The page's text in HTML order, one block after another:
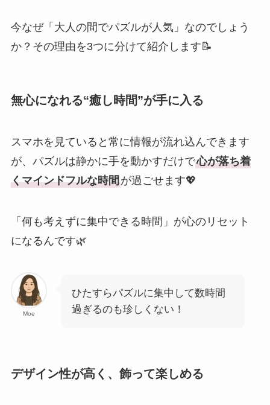
今なぜ「大人の間でパズルが人気」なのでしょう
か？その理由を3つに分けて紹介します📝
無心になれる“癒し時間”が手に入る
スマホを見ていると常に情報が流れ込んできます
が、パズルは静かに手を動かすだけで心が落ち着
くマインドフルな時間が過ごせます💖
「何も考えずに集中できる時間」が心のリセット
になるんです🌿
Moe
ひたすらパズルに集中して数時間
過ぎるのも珍しくない！
デザイン性が高く、飾って楽しめる